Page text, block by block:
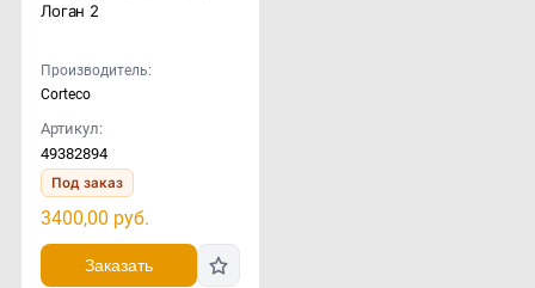
Логан 2
Производитель:
Corteco
Артикул:
49382894
Под заказ
3400,00 руб.
Заказать